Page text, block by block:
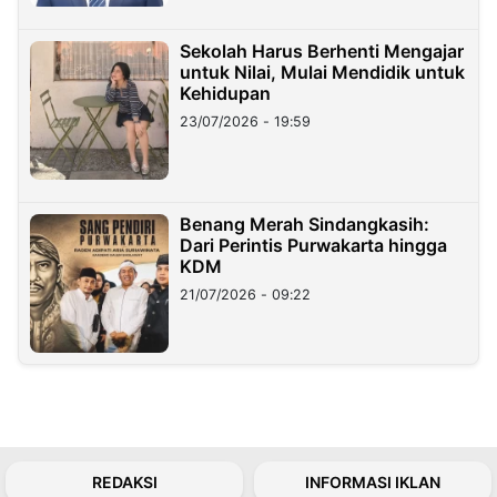
Sekolah Harus Berhenti Mengajar
untuk Nilai, Mulai Mendidik untuk
Kehidupan
23/07/2026 - 19:59
Benang Merah Sindangkasih:
Dari Perintis Purwakarta hingga
KDM
21/07/2026 - 09:22
REDAKSI INFORMASI IKLAN